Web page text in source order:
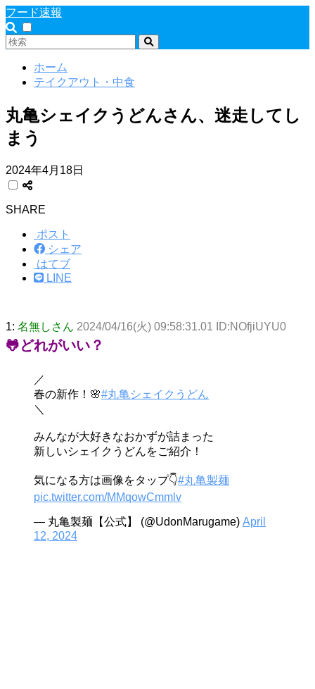
フード速報
ホーム
テイクアウト・中食
丸亀シェイクうどんさん、迷走してし
まう
2024年4月18日
SHARE
ポスト
シェア
はてブ
LINE
1: 名無しさん 2024/04/16(火) 09:58:31.01 ID:NOfjiUYU0
🐸どれがいい？
／
春の新作！🌸#丸亀シェイクうどん
＼
みんなが大好きなおかずが詰まった
新しいシェイクうどんをご紹介！
気になる方は画像をタップ👇#丸亀製麺
pic.twitter.com/MMqowCmmlv
— 丸亀製麺【公式】 (@UdonMarugame) April
12, 2024